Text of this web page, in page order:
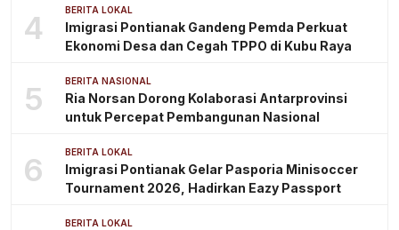
4 BERITA LOKAL
Imigrasi Pontianak Gandeng Pemda Perkuat
Ekonomi Desa dan Cegah TPPO di Kubu Raya
5 BERITA NASIONAL
Ria Norsan Dorong Kolaborasi Antarprovinsi
untuk Percepat Pembangunan Nasional
6 BERITA LOKAL
Imigrasi Pontianak Gelar Pasporia Minisoccer
Tournament 2026, Hadirkan Eazy Passport
BERITA LOKAL